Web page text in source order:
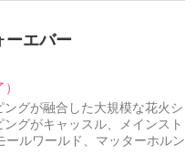
ーエバー
グが融合した大規模な花火シ
グがキャッスル、メインスト
ールワールド、マッターホルン